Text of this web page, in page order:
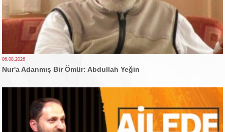
06.08.2026
Nur'a Adanmış Bir Ömür: Abdullah Yeğin